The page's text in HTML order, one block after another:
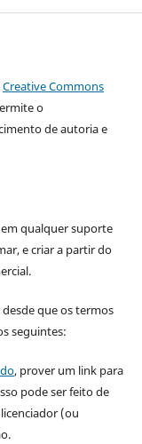
Creative Commons
o
de autoria e
qualquer suporte
e criar a partir do
que os termos
seguintes:
, prover um link para
pode ser feito de
(ou